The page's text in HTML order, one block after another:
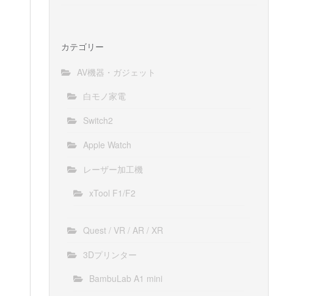
カテゴリー
AV機器・ガジェット
白モノ家電
Switch2
Apple Watch
レーザー加工機
xTool F1/F2
Quest / VR / AR / XR
3Dプリンター
BambuLab A1 mini